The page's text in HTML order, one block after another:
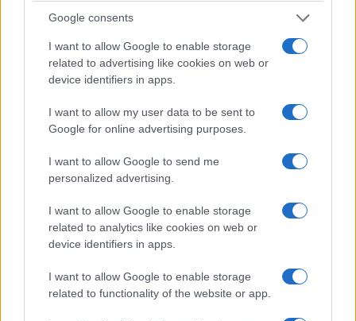
Google consents
I want to allow Google to enable storage
related to advertising like cookies on web or
device identifiers in apps.
I want to allow my user data to be sent to
Google for online advertising purposes.
I want to allow Google to send me
personalized advertising.
I want to allow Google to enable storage
related to analytics like cookies on web or
device identifiers in apps.
I want to allow Google to enable storage
related to functionality of the website or app.